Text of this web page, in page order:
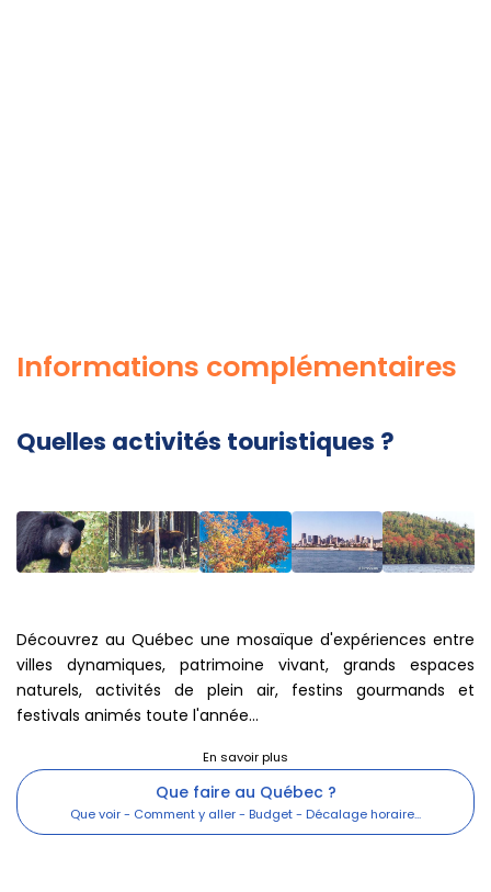
Informations complémentaires
Quelles activités touristiques ?
Découvrez au Québec une mosaïque d'expériences entre
villes dynamiques, patrimoine vivant, grands espaces
naturels, activités de plein air, festins gourmands et
festivals animés toute l'année...
Que faire au Québec ?